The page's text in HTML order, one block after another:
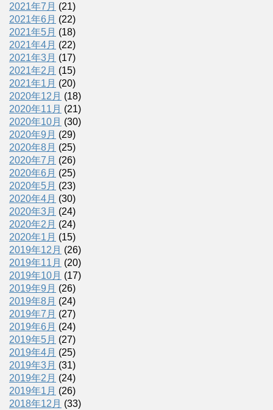
2021年7月 (21)
2021年6月 (22)
2021年5月 (18)
2021年4月 (22)
2021年3月 (17)
2021年2月 (15)
2021年1月 (20)
2020年12月 (18)
2020年11月 (21)
2020年10月 (30)
2020年9月 (29)
2020年8月 (25)
2020年7月 (26)
2020年6月 (25)
2020年5月 (23)
2020年4月 (30)
2020年3月 (24)
2020年2月 (24)
2020年1月 (15)
2019年12月 (26)
2019年11月 (20)
2019年10月 (17)
2019年9月 (26)
2019年8月 (24)
2019年7月 (27)
2019年6月 (24)
2019年5月 (27)
2019年4月 (25)
2019年3月 (31)
2019年2月 (24)
2019年1月 (26)
2018年12月 (33)